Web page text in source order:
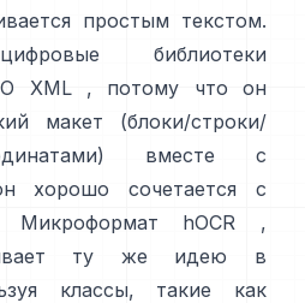
простым текстом.
библиотеки
XML
, потому что он
макет (блоки/строки/
вместе с
хорошо сочетается с
Микроформат
hOCR
,
ту же идею в
классы, такие как